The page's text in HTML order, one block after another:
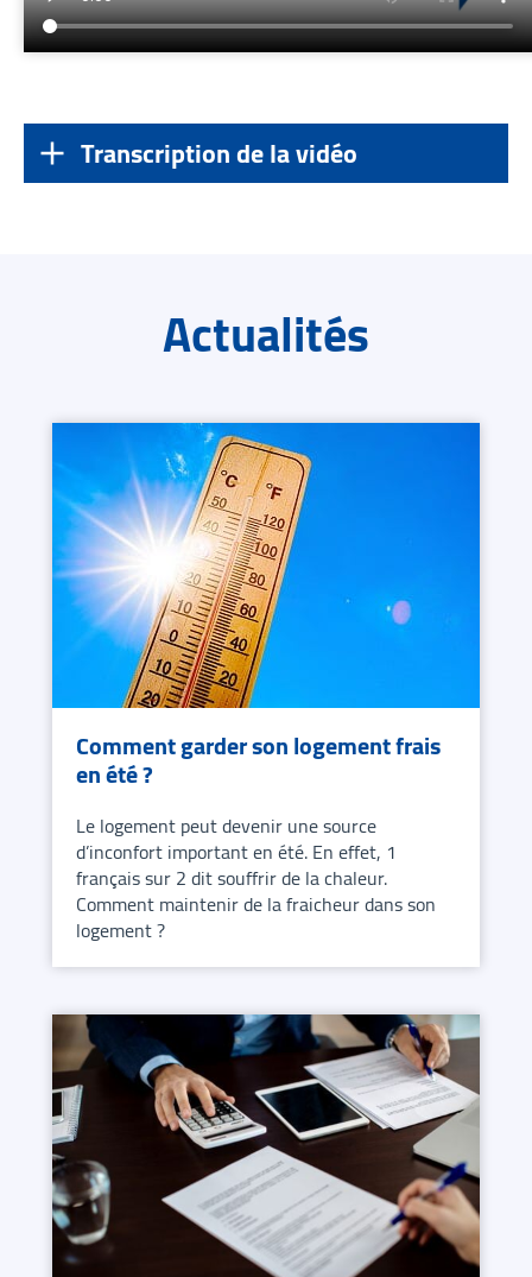
Transcription de la vidéo
Actualités
Comment garder son logement frais
en été ?
Le logement peut devenir une source
d’inconfort important en été. En effet, 1
français sur 2 dit souffrir de la chaleur.
Comment maintenir de la fraicheur dans son
logement ?
En savoir plus sur Comment garder son logement frais en